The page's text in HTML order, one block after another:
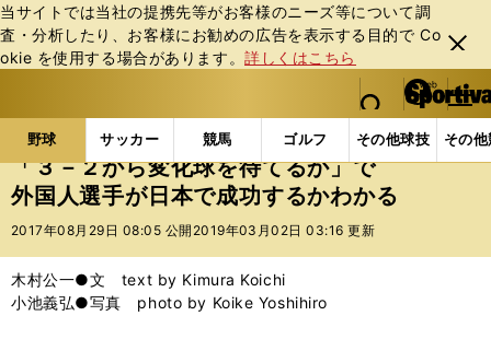
当サイトでは当社の提携先等がお客様のニーズ等について調
査・分析したり、お客様にお勧めの広告を表⽰する⽬的で Co
okie を使⽤する場合があります。詳しくはこちら
閉じ
る
web Sportiva (webスポルティーバ)
検索
マイペ
ー
ジ
メニュ
野球 サッカー 競馬 ゴルフ その他球技 その
b
ス
ポ
ル
バ
野球の記事一覧 プロ野球 「３－２から変化球を待
「３－２から変化球を待てるか」で
外国人選手が日本で成功するかわかる
2017年08月29日 08:05 公開 2019年03月02日 03:16 更新
木村公一●文 text by Kimura Koichi
小池義弘●写真 photo by Koike Yoshihiro